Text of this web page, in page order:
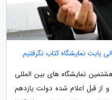
بابت نمایشگاه کتاب نگرفتیم
نمایشگاه های بین المللی
از قبل اعلام شده دولت یازدهم